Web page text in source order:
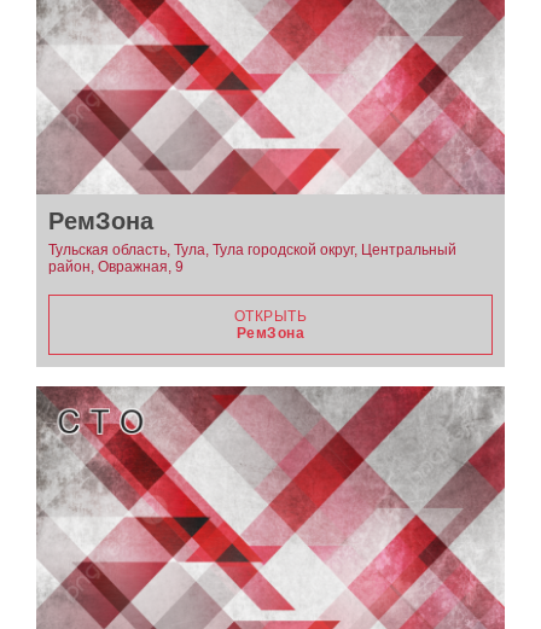
РемЗона
Тульская область, Тула, Тула городской округ, Центральный
район, Овражная, 9
ОТКРЫТЬ
РемЗона